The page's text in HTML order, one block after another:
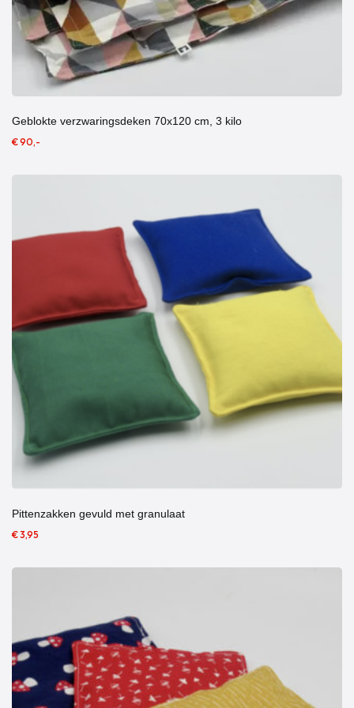
Geblokte verzwaringsdeken 70x120 cm, 3 kilo
€ 90,-
Pittenzakken gevuld met granulaat
€ 3,95